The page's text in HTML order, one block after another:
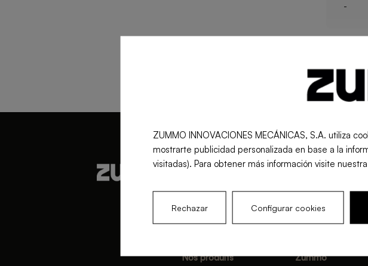
-
Nos produits Zummo
ZUMMO INNOVACIONES MECÁNICAS, S.A. utiliza
mostrarte publicidad personalizada en base a la
visitadas). Para obtener más información visite nuestra
Rechazar Configurar cookies